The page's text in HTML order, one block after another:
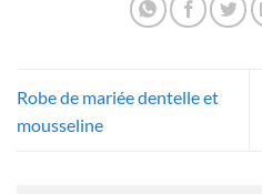
Robe de mariée dentelle et
mousseline